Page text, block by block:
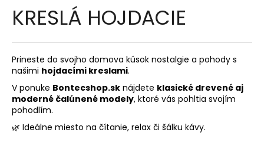
KRESLÁ HOJDACIE
Prineste do svojho domova kúsok nostalgie a pohody s
našimi hojdacími kreslami.
V ponuke Bontecshop.sk nájdete klasické drevené aj
moderné čalúnené modely, ktoré vás pohltia svojím
pohodlím.
🌿 Ideálne miesto na čítanie, relax či šálku kávy.
t
r
e
b
u
j
e
t
e